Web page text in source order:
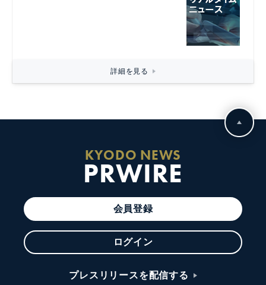
詳細を見る
KYODO NEWS
PRWIRE
会員登録
ログイン
プレスリリースを配信する